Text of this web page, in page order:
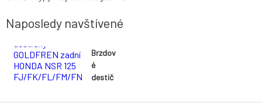
Naposledy navštívené
Brzdov
é
destič